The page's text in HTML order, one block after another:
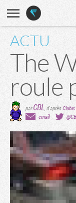
ACTU
The
roule
parCBL , d'aprèsClubic
email